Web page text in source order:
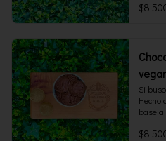
Si
Hecho
base